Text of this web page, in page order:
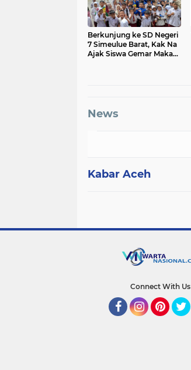
Berkunjung ke SD Negeri
7 Simeulue Barat, Kak Na
Ajak Siswa Gemar Makan
News
Kabar Aceh
Connect With Us